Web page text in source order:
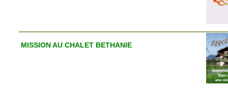
MISSION AU CHALET BETHANIE